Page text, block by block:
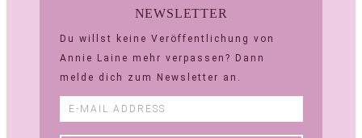
NEWSLETTER
Du willst keine Veröffentlichung von
Annie Laine mehr verpassen? Dann
melde dich zum Newsletter an.